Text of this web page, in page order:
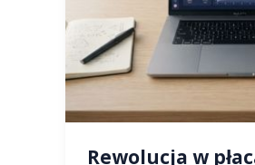
Rewolucja w